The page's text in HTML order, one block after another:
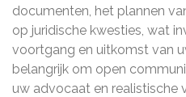
documenten, het plannen
op juridische kwesties, wat
voortgang en uitkomst van
belangrijk om open
uw advocaat en realistische